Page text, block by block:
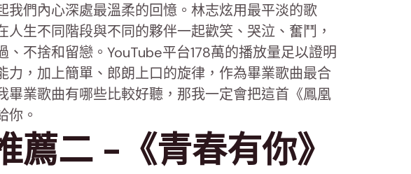
我們內心深處最溫柔的回憶。林志炫用最平淡的歌
人生不同階段與不同的夥伴一起歡笑、哭泣、奮鬥，
、不捨和留戀。YouTube平台178萬的播放量足以證明
力，加上簡單、郎朗上口的旋律，作為畢業歌曲最合
畢業歌曲有哪些比較好聽，那我一定會把這首《鳳凰
你。
薦二 -《青春有你》